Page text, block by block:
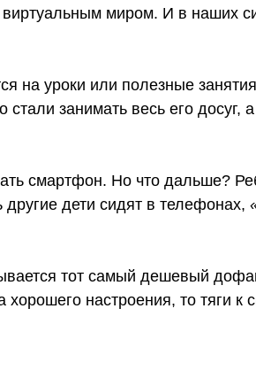
миром. И в наших
на уроки или полезные
занимать весь его досуг,
смартфон. Но что дальше?
дети сидят в телефонах,
тот самый дешевый
хорошего настроения, то тяги к